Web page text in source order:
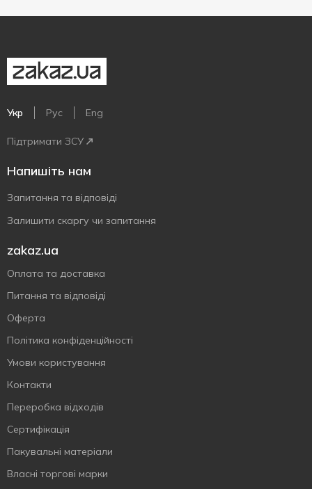
Укр Рус Eng
Підтримати ЗСУ
Напишіть нам
Запитання та відповіді
Залишити скаргу чи запитання
zakaz.ua
Оплата та доставка
Питання та відповіді
Оферта
Політика конфіденційності
Умови користування
Контакти
Переробка відходів
Сертифiкацiя
Пакувальні матеріали
Власнi торговi марки